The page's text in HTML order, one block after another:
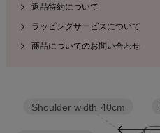
返品特約について
ラッピングサービスについて
商品についてのお問い合わせ
Shoulder width 40cm